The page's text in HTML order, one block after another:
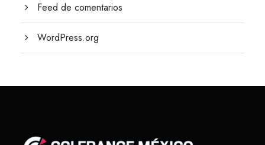
Feed de comentarios
WordPress.org